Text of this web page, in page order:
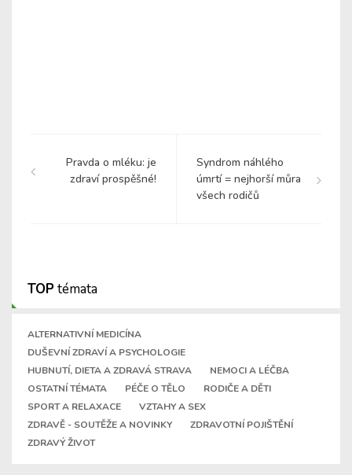
Pravda o mléku: je
zdraví prospěšné!
Syndrom náhlého
úmrtí = nejhorší můra
všech rodičů
TOPtémata
ALTERNATIVNÍ MEDICÍNA
DUŠEVNÍ ZDRAVÍ A PSYCHOLOGIE
HUBNUTÍ, DIETA A ZDRAVÁ STRAVA
NEMOCI A LÉČBA
OSTATNÍ TÉMATA
PÉČE O TĚLO
RODIČE A DĚTI
SPORT A RELAXACE
VZTAHY A SEX
ZDRAVĚ - SOUTĚŽE A NOVINKY
ZDRAVOTNÍ POJIŠTĚNÍ
ZDRAVÝ ŽIVOT